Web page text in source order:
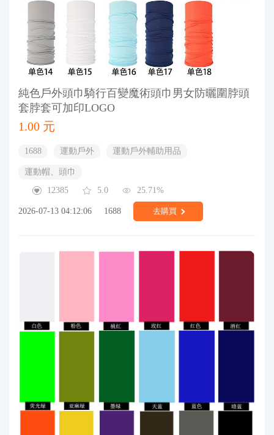
純色戶外頭巾騎行百變魔術頭巾男女防曬圍脖頭
套脖套可加印LOGO
1.00 元
1688 運動戶外 運動戶外輔助用品
運動帽、頭巾
12385
5.0 25.71%
2026-07-13 04:12:06 1688 去購買